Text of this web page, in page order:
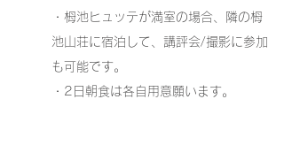
・栂池ヒュッテが満室の場合、隣の栂
池山荘に宿泊して、講評会/撮影に参加
も可能です。
・2日朝食は各自用意願います。